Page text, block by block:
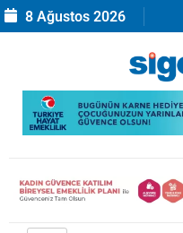
8 Ağustos 2026